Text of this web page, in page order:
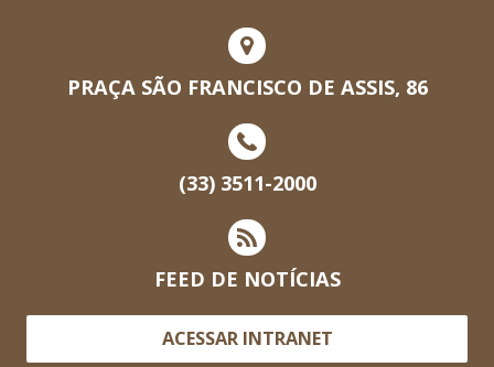
PRAÇA SÃO FRANCISCO DE ASSIS, 86
(33) 3511-2000
FEED DE NOTÍCIAS
ACESSAR INTRANET